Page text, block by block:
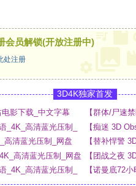
会员解锁(开放注册中)
处注册
3D4K独家首发
电影下载_中文字幕
【群体/尸速
盘
_4K_高清蓝光压制_
【痴迷 3D
高清蓝光压制_网盘
【替补悍警
高清蓝光压制_网盘
【团战之夜
_4K_高清蓝
_4K_高清蓝光压制_
【诺曼底72